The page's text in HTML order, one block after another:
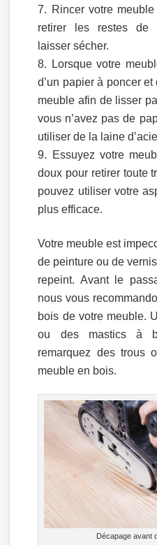
Rincer votre
retirer les restes de
laisser sécher.
Lorsque votre
d’un papier à poncer
meuble afin de lisser
vous n’avez pas de
utiliser de la laine
Essuyez votre
doux pour retirer toute
pouvez utiliser votre
plus efficace.
Votre meuble est
de peinture ou de
repeint. Avant le
nous vous
bois de votre meuble.
ou des mastics à
remarquez des trous
meuble en bois.
Décapage avant